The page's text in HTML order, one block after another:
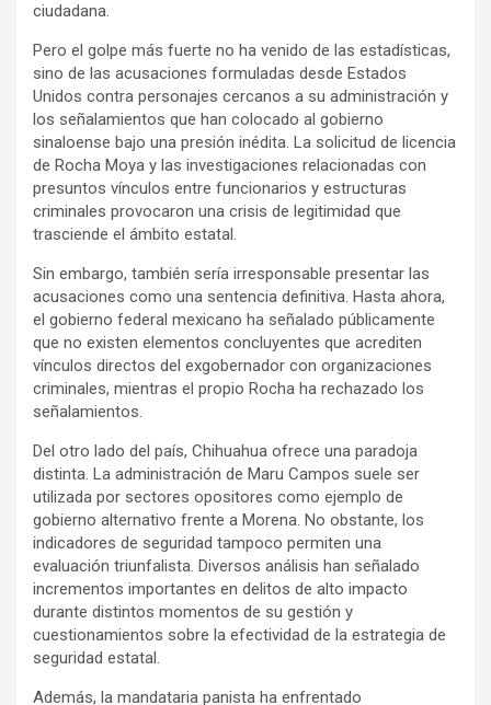
ciudadana.
Pero el golpe más fuerte no ha venido de las estadísticas,
sino de las acusaciones formuladas desde Estados
Unidos contra personajes cercanos a su administración y
los señalamientos que han colocado al gobierno
sinaloense bajo una presión inédita. La solicitud de licencia
de Rocha Moya y las investigaciones relacionadas con
presuntos vínculos entre funcionarios y estructuras
criminales provocaron una crisis de legitimidad que
trasciende el ámbito estatal.
Sin embargo, también sería irresponsable presentar las
acusaciones como una sentencia definitiva. Hasta ahora,
el gobierno federal mexicano ha señalado públicamente
que no existen elementos concluyentes que acrediten
vínculos directos del exgobernador con organizaciones
criminales, mientras el propio Rocha ha rechazado los
señalamientos.
Del otro lado del país, Chihuahua ofrece una paradoja
distinta. La administración de Maru Campos suele ser
utilizada por sectores opositores como ejemplo de
gobierno alternativo frente a Morena. No obstante, los
indicadores de seguridad tampoco permiten una
evaluación triunfalista. Diversos análisis han señalado
incrementos importantes en delitos de alto impacto
durante distintos momentos de su gestión y
cuestionamientos sobre la efectividad de la estrategia de
seguridad estatal.
Además, la mandataria panista ha enfrentado